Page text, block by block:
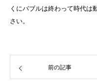
くにバブルは終わって時代は
さい。
前の記事